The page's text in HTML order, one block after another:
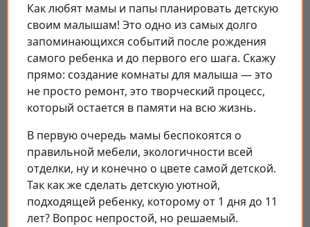
Как любят мамы и папы планировать детскую
своим малышам! Это одно из самых долго
запоминающихся событий после рождения
самого ребенка и до первого его шага. Скажу
прямо: создание комнаты для малыша — это
не просто ремонт, это творческий процесс,
который остается в памяти на всю жизнь.
В первую очередь мамы беспокоятся о
правильной мебели, экологичности всей
отделки, ну и конечно о цвете самой детской.
Так как же сделать детскую уютной,
подходящей ребенку, которому от 1 дня до 11
лет? Вопрос непростой, но решаемый.